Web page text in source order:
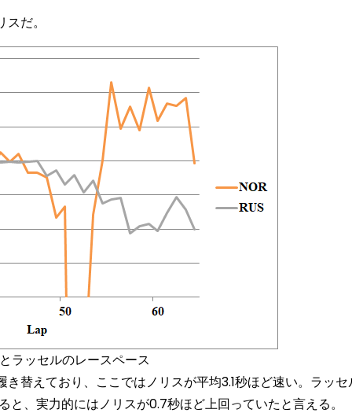
だ。
ラッセルのレースペース
替えており、ここではノリスが平均3.1秒ほど速い。ラッセ
、実力的にはノリスが0.7秒ほど上回っていたと言える。